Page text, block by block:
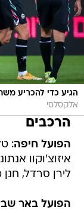
הגיע כדי להכריע
אלקסלסי
הרכבים
הפועל חיפה:
איזוצ'וקוו
לירן סרדל, חנן
הפועל באר